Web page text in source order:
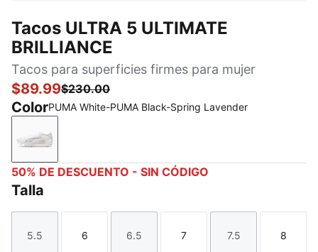
Tacos ULTRA 5 ULTIMATE
BRILLIANCE
Tacos para superficies firmes para mujer
$89.99$230.00
ColorPUMA White-PUMA Black-Spring Lavender
PUMA White-PUMA Black-Spring Lavender
50% DE DESCUENTO - SIN CÓDIGO
Talla
Talla
5.5
Talla
6
Talla
6.5
Talla
7
Talla
7.5
Talla
8